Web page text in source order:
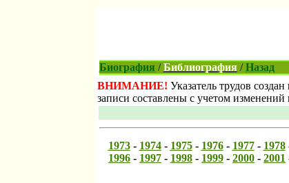
Биография /Библиография/Назад
ВНИМАНИЕ! Указатель трудов
записи составлены с учетом
1973- 1974 - 1975 - 1976 - 1977 - 1978
1996 - 1997 - 1998 - 1999 - 2000 - 2001